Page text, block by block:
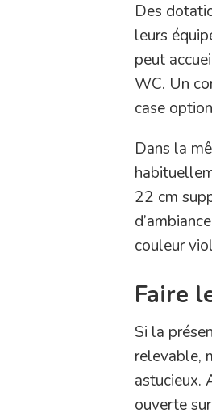
Des
leurs
peut
WC. Un
case
Dans la
22 cm
couleur
Faire
Si la
relevable,
astucieux.
ouverte